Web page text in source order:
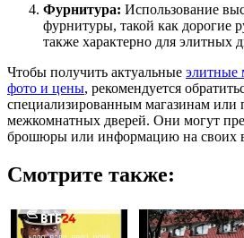
Фурнитура: Использование
фурнитуры, такой как дорогие
также характерно для элитных
Чтобы получить актуальные элитные
фото и цены, рекомендуется
специализированным магазинам или
межкомнатных дверей. Они могут
брошюры или информацию на своих
Смотрите также: